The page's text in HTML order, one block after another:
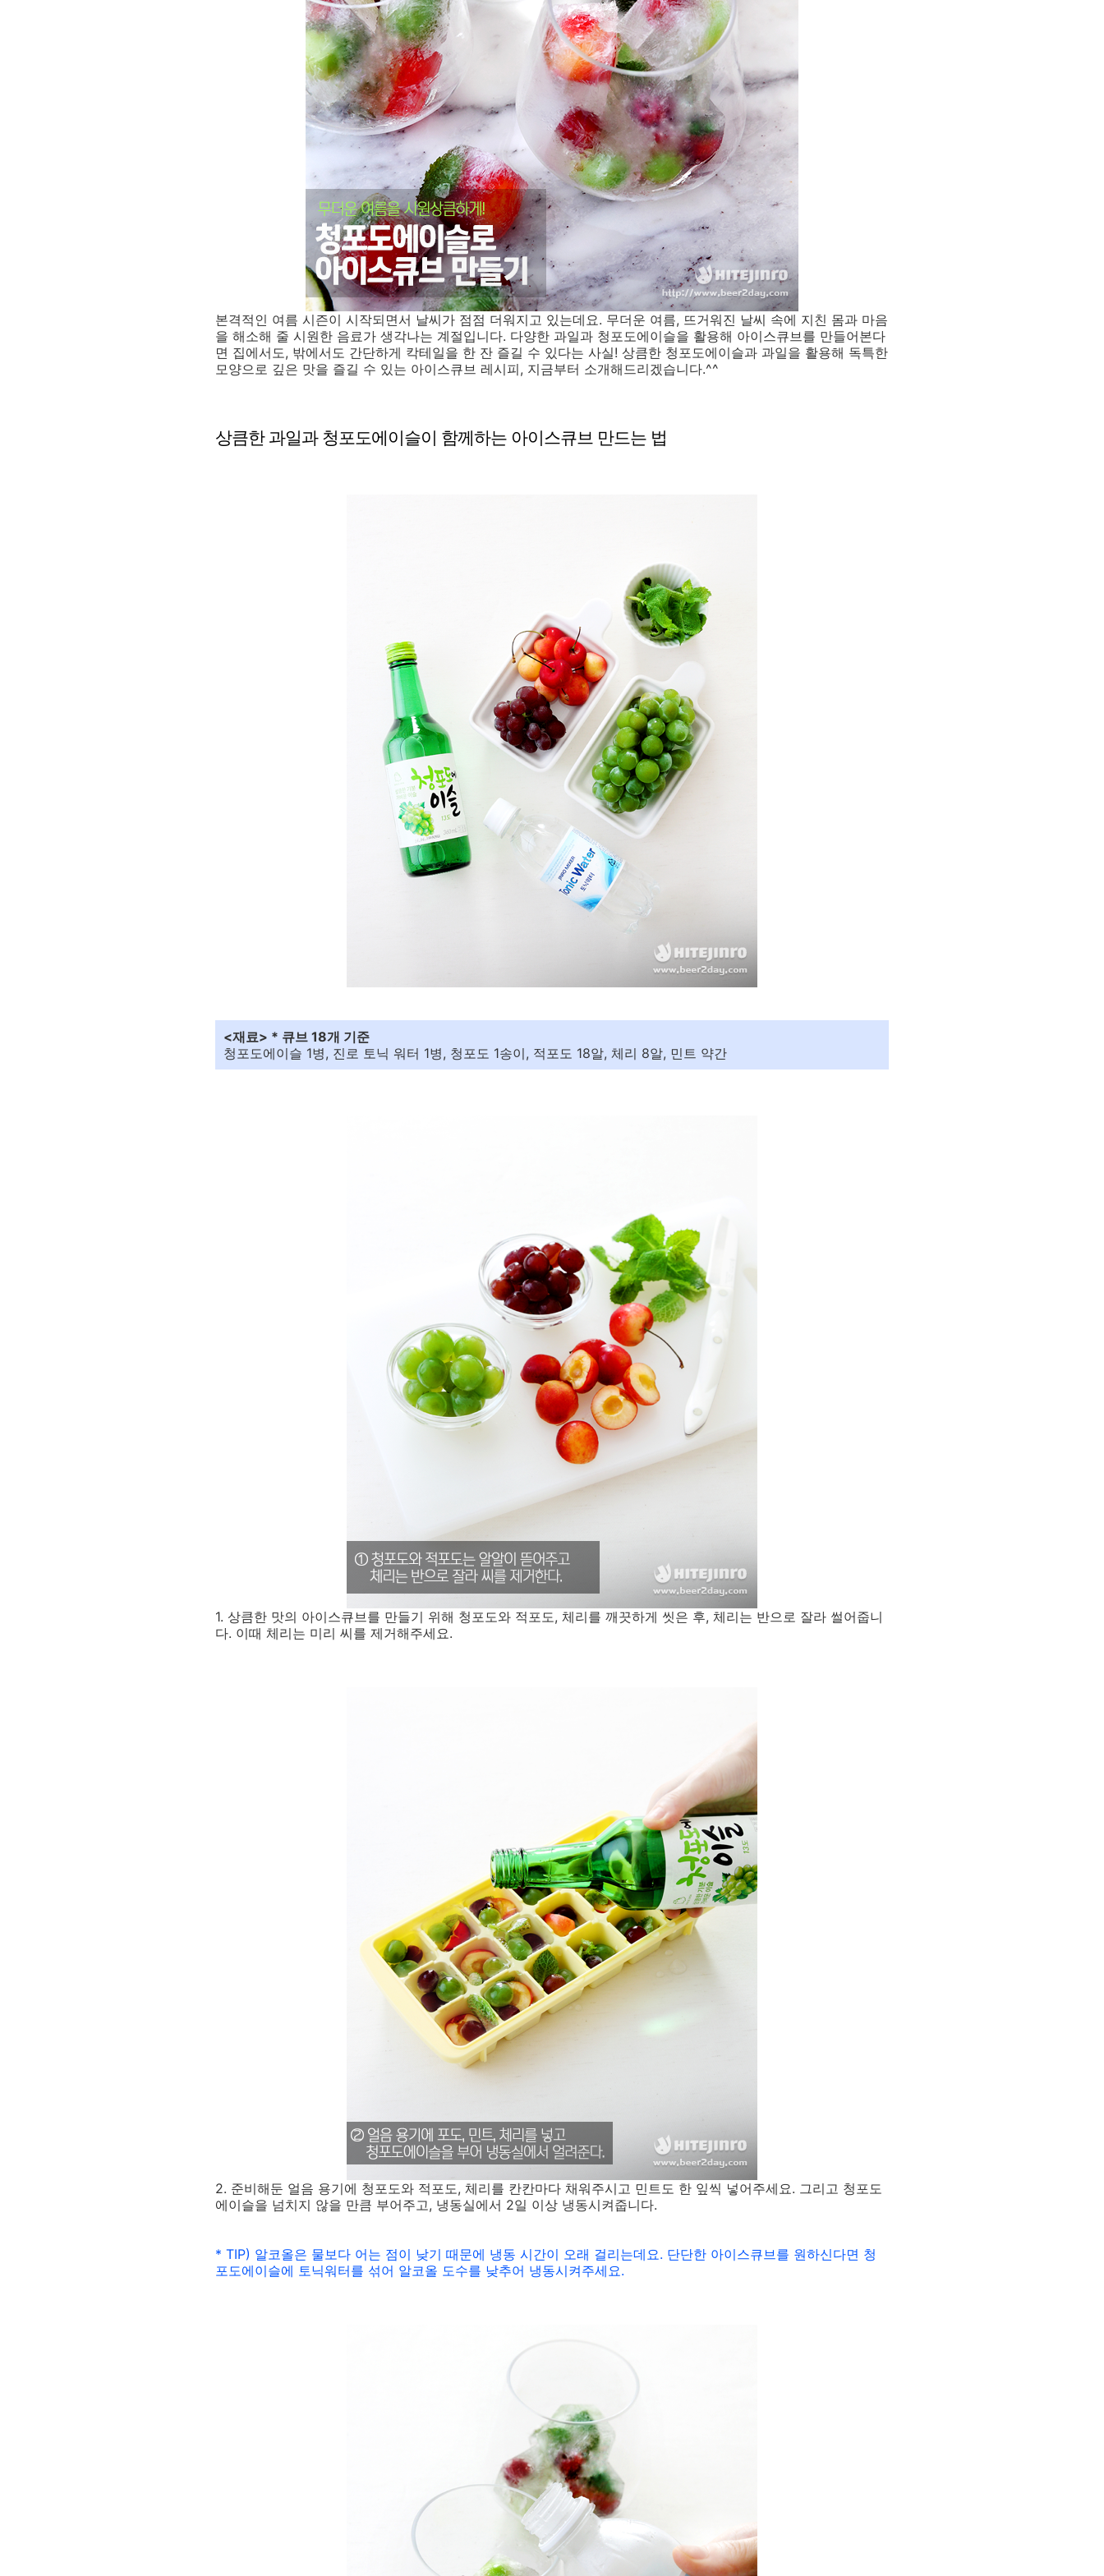
본격적인 여름 시즌이 시작되면서 날씨가 점점 더워지고 있는데요. 무더운 여름, 뜨거워진 날씨 속에 지친 몸과 마음
을 해소해 줄 시원한 음료가 생각나는 계절입니다. 다양한 과일과 청포도에이슬을 활용해 아이스큐브를 만들어본다
면 집에서도, 밖에서도 간단하게 칵테일을 한 잔 즐길 수 있다는 사실! 상큼한 청포도에이슬과 과일을 활용해 독특한
모양으로 깊은 맛을 즐길 수 있는 아이스큐브 레시피, 지금부터 소개해드리겠습니다.^^
상큼한 과일과 청포도에이슬이 함께하는 아이스큐브 만드는 법
<재료> * 큐브 18개 기준
청포도에이슬 1병, 진로 토닉 워터 1병, 청포도 1송이, 적포도 18알, 체리 8알, 민트 약간
1. 상큼한 맛의 아이스큐브를 만들기 위해 청포도와 적포도, 체리를 깨끗하게 씻은 후, 체리는 반으로 잘라 썰어줍니
다. 이때 체리는 미리 씨를 제거해주세요.
2. 준비해둔 얼음 용기에 청포도와 적포도, 체리를 칸칸마다 채워주시고 민트도 한 잎씩 넣어주세요. 그리고 청포도
에이슬을 넘치지 않을 만큼 부어주고, 냉동실에서 2일 이상 냉동시켜줍니다.
* TIP) 알코올은 물보다 어는 점이 낮기 때문에 냉동 시간이 오래 걸리는데요. 단단한 아이스큐브를 원하신다면 청
포도에이슬에 토닉워터를 섞어 알코올 도수를 낮추어 냉동시켜주세요.